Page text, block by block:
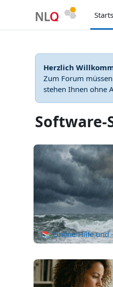
Herzlich
Zum Forum
stehen Ihnen ohne
📚 Online-Hilfe und